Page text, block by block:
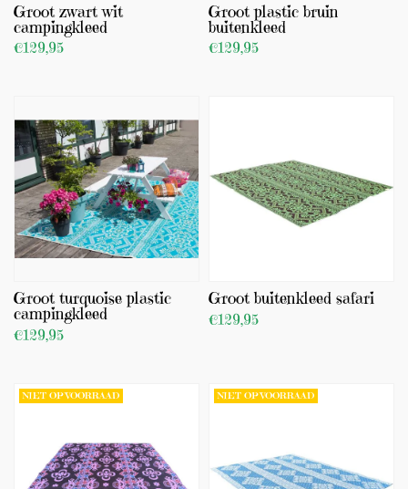
Groot zwart wit
campingkleed
€129,95
Groot plastic bruin
buitenkleed
€129,95
Groot turquoise plastic
campingkleed
€129,95
TOEVOEGEN
Groot buitenkleed safari
€129,95
NIET OP VOORRAAD NIET OP VOORRAAD